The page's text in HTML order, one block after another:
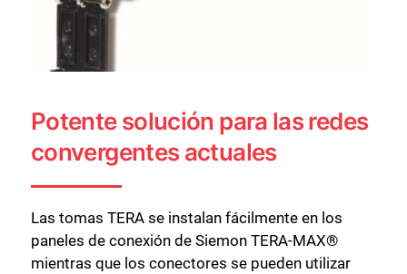
Potente solución para las redes
convergentes actuales
Las tomas TERA se instalan fácilmente en los
paneles de conexión de Siemon TERA-MAX®
mientras que los conectores se pueden utilizar